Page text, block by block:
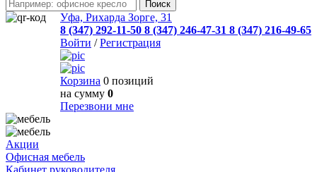
Уфа, Рихарда Зорге, 31
8 (347) 292-11-50 8 (347) 246-47-31 8 (347) 216-49-65
Войти /Регистрация
Корзина 0 позиций
на сумму 0
Перезвони мне
Акции
Офисная мебель
Кабинет руководителя